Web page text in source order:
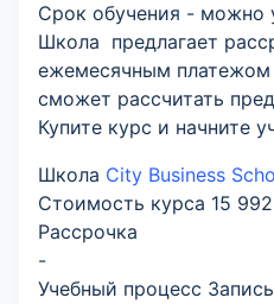
Срок обучения - можно
Школа предлагает
ежемесячным платежом
сможет рассчитать
Купите курс и начните
Школа City Business
Стоимость курса 15
Рассрочка
-
Учебный процесс